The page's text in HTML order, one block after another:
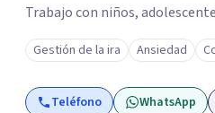
Trabajo con niños,
Gestión de la ira Ansiedad
Teléfono WhatsApp